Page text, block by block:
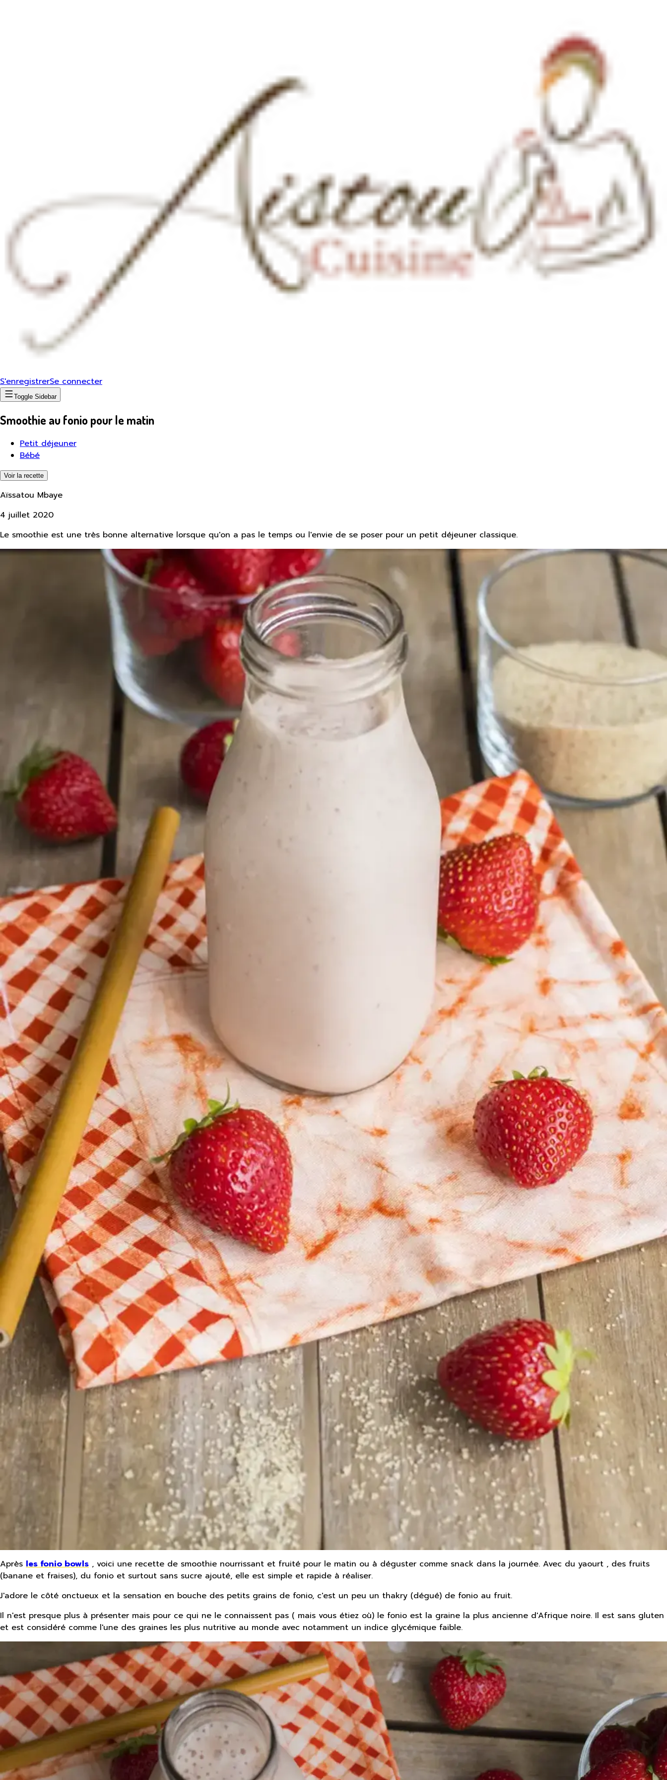
S'enregistrerSe connecter
Toggle Sidebar
Smoothie au fonio pour le matin
Petit déjeuner
Bébé
Voir la recette
Aïssatou Mbaye
4 juillet 2020
Le smoothie est une très bonne alternative lorsque qu'on a pas le temps ou l'envie de se poser pour un petit déjeuner classique.
Après les fonio bowls , voici une recette de smoothie nourrissant et fruité pour le matin ou à déguster comme snack dans la journée. Avec du yaourt , des fruits
(banane et fraises), du fonio et surtout sans sucre ajouté, elle est simple et rapide à réaliser.
J'adore le côté onctueux et la sensation en bouche des petits grains de fonio, c'est un peu un thakry (dégué) de fonio au fruit.
Il n'est presque plus à présenter mais pour ce qui ne le connaissent pas ( mais vous étiez où) le fonio est la graine la plus ancienne d'Afrique noire. Il est sans gluten
et est considéré comme l'une des graines les plus nutritive au monde avec notamment un indice glycémique faible.